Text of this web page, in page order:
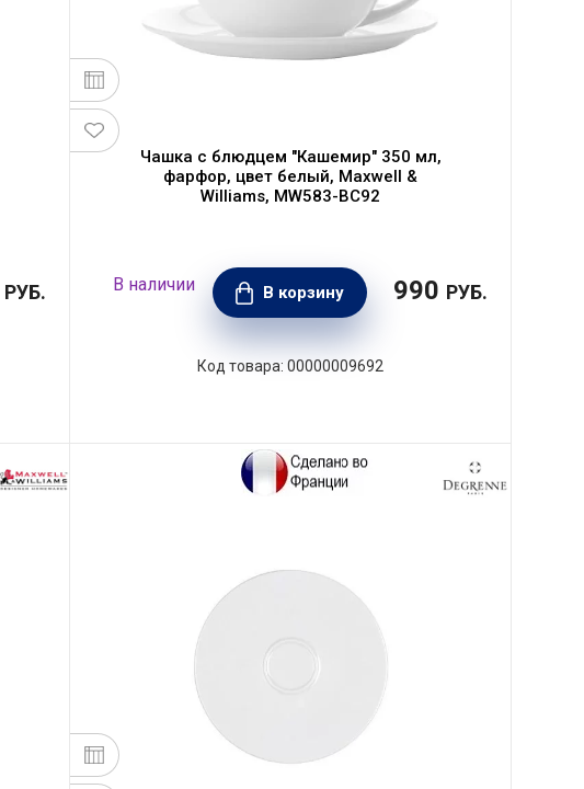
РУБ.
Чашка с блюдцем "Кашемир" 350 мл,
фарфор, цвет белый, Maxwell &
Williams, MW583-BC92
В корзину 990 РУБ.
00000009692